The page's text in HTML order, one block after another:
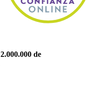
2.000.000 de